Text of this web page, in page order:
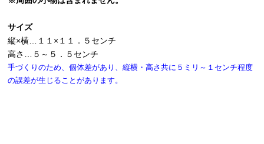
サイズ
縦×横…１１×１１．５センチ
高さ…５～５．５センチ
手づくりのため、個体差があり、縦横・高さ共に５ミリ～１センチ程度
の誤差が生じることがあります。